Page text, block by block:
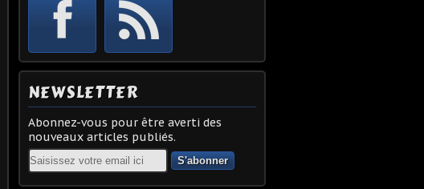
NEWSLETTER
Abonnez-vous pour être averti des
nouveaux articles publiés.
Email